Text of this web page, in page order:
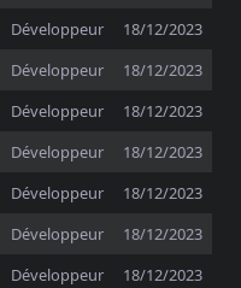
Développeur
18/12/2023
Développeur
18/12/2023
Développeur
18/12/2023
Développeur
18/12/2023
Développeur
18/12/2023
Développeur
18/12/2023
Développeur
18/12/2023